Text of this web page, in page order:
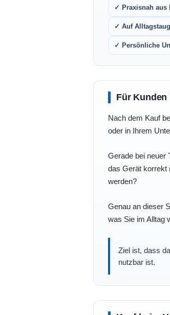
✓ Praxisnah aus
✓ Auf
✓ Persönliche
Für
Nach dem Kauf
oder in Ihrem
Gerade bei neuer
das Gerät korrekt
werden?
Genau an dieser
was Sie im Alltag
Ziel ist, dass
nutzbar ist.